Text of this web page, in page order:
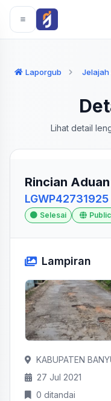
Langsung ke konten
Langsung ke navigasi
Laporgub Jelajah
Lihat detail
Rincian Aduan
LGWP42731925
Selesai Public
Lampiran
KABUPATEN
27 Jul 2021
0 ditandai